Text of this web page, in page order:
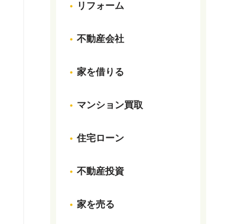
リフォーム
不動産会社
家を借りる
マンション買取
住宅ローン
不動産投資
家を売る